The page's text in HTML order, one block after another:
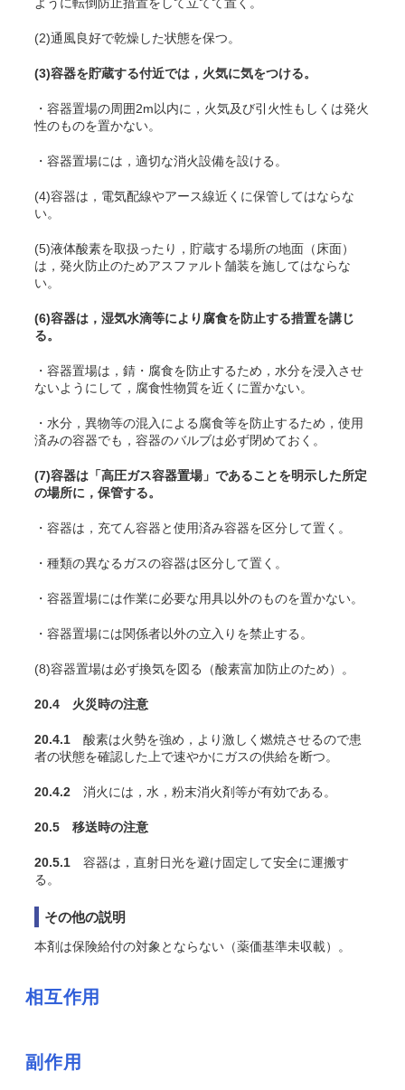
(2)通風良好で乾燥した状態を保つ。
(3)容器を貯蔵する付近では，火気に気をつける。
・容器置場の周囲2m以内に，火気及び引火性もしくは発火
性のものを置かない。
・容器置場には，適切な消火設備を設ける。
(4)容器は，電気配線やアース線近くに保管してはならな
い。
(5)液体酸素を取扱ったり，貯蔵する場所の地面（床面）
は，発火防止のためアスファルト舗装を施してはならな
い。
(6)容器は，湿気水滴等により腐食を防止する措置を講じ
る。
・容器置場は，錆・腐食を防止するため，水分を浸入させ
ないようにして，腐食性物質を近くに置かない。
・水分，異物等の混入による腐食等を防止するため，使用
済みの容器でも，容器のバルブは必ず閉めておく。
(7)容器は「高圧ガス容器置場」であることを明示した所定
の場所に，保管する。
・容器は，充てん容器と使用済み容器を区分して置く。
・種類の異なるガスの容器は区分して置く。
・容器置場には作業に必要な用具以外のものを置かない。
・容器置場には関係者以外の立入りを禁止する。
(8)容器置場は必ず換気を図る（酸素富加防止のため）。
20.4 火災時の注意
20.4.1 酸素は火勢を強め，より激しく燃焼させるので患
者の状態を確認した上で速やかにガスの供給を断つ。
20.4.2 消火には，水，粉末消火剤等が有効である。
20.5 移送時の注意
20.5.1 容器は，直射日光を避け固定して安全に運搬す
る。
その他の説明
本剤は保険給付の対象とならない（薬価基準未収載）。
相互作用
副作用